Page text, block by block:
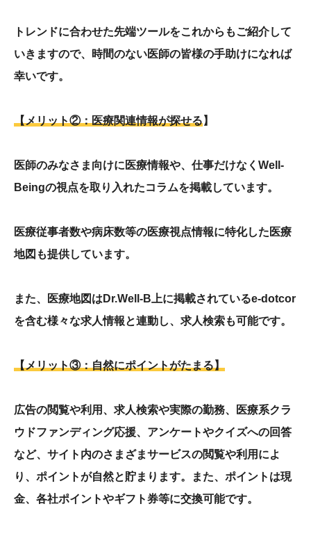
トレンドに合わせた先端ツールをこれからもご紹介して
いきますので、時間のない医師の皆様の手助けになれば
幸いです。
【メリット②：医療関連情報が探せる】
医師のみなさま向けに医療情報や、仕事だけなく Well-
Beingの視点を取り入れたコラムを掲載しています。
医療従事者数や病床数等の医療視点情報に特化した医療
地図 も提供しています。
また、医療地図は Dr.Well-B 上に掲載されているe-dotcor
を含む様々な求人情報と連動し、求人検索も可能です。
【メリット③：自然にポイントがたまる】
広告の閲覧や利用、求人検索や実際の勤務、医療系クラ
ウドファンディング応援、アンケートやクイズへの回答
など、サイト内のさまざまサービスの閲覧や利用によ
り、ポイントが自然と貯まります。また、ポイントは現
金、各社ポイントやギフト券等に交換可能です。